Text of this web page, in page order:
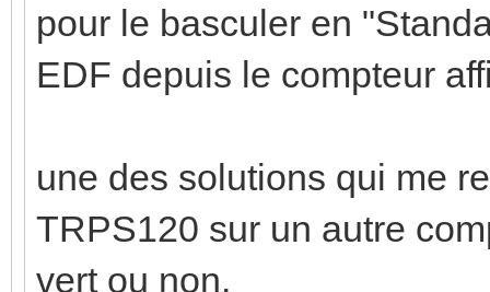
pour le basculer en
EDF depuis le compteur
une des solutions qui me
TRPS120 sur un autre
vert ou non.